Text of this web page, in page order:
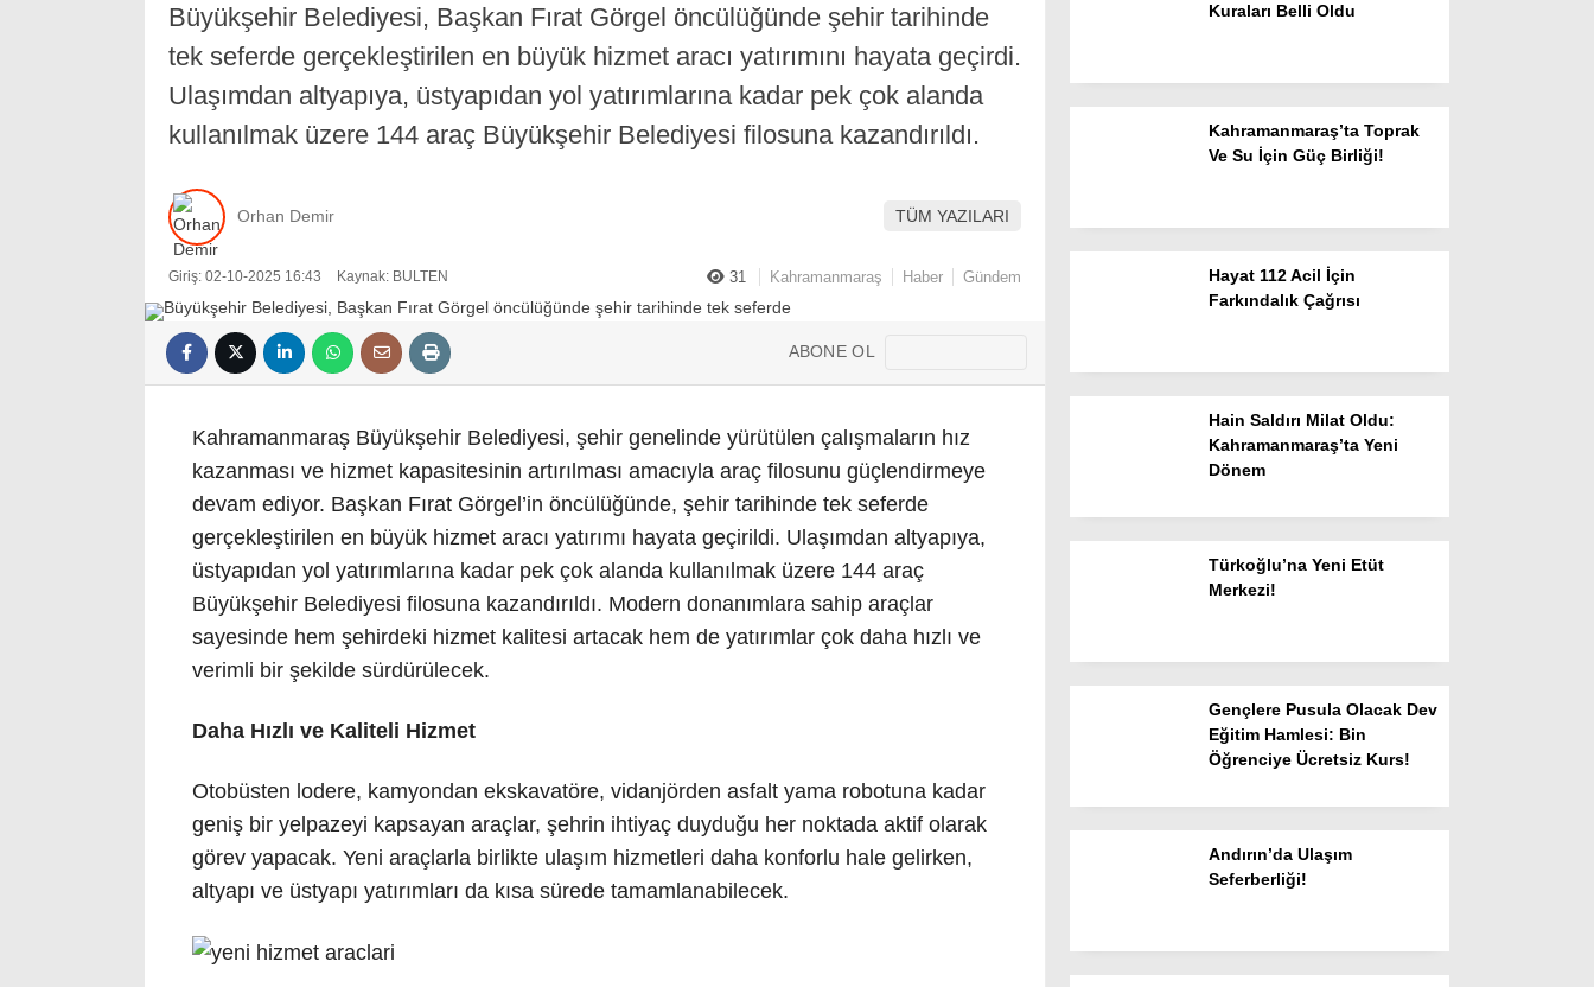
Genel
Siyaset
Yayınlar
Spor
Haber Arşivi
WhatsApp İhbar
Büyükşehir Belediyesi, Başkan Fırat Görgel öncülüğünde şehir tarihinde
tek seferde gerçekleştirilen en büyük hizmet aracı yatırımını hayata geçirdi.
Ulaşımdan altyapıya, üstyapıdan yol yatırımlarına kadar pek çok alanda
kullanılmak üzere 144 araç Büyükşehir Belediyesi filosuna kazandırıldı.
Orhan Demir TÜM YAZILARI
Giriş: 02-10-2025 16:43 Kaynak: BULTEN 31 Kahramanmaraş Haber Gündem
ABONE OL
Kahramanmaraş Büyükşehir Belediyesi, şehir genelinde yürütülen çalışmaların hız
kazanması ve hizmet kapasitesinin artırılması amacıyla araç filosunu güçlendirmeye
devam ediyor. Başkan Fırat Görgel’in öncülüğünde, şehir tarihinde tek seferde
gerçekleştirilen en büyük hizmet aracı yatırımı hayata geçirildi. Ulaşımdan altyapıya,
üstyapıdan yol yatırımlarına kadar pek çok alanda kullanılmak üzere 144 araç
Büyükşehir Belediyesi filosuna kazandırıldı. Modern donanımlara sahip araçlar
sayesinde hem şehirdeki hizmet kalitesi artacak hem de yatırımlar çok daha hızlı ve
verimli bir şekilde sürdürülecek.
Daha Hızlı ve Kaliteli Hizmet
Otobüsten lodere, kamyondan ekskavatöre, vidanjörden asfalt yama robotuna kadar
geniş bir yelpazeyi kapsayan araçlar, şehrin ihtiyaç duyduğu her noktada aktif olarak
görev yapacak. Yeni araçlarla birlikte ulaşım hizmetleri daha konforlu hale gelirken,
altyapı ve üstyapı yatırımları da kısa sürede tamamlanabilecek.
Kuraları Belli Oldu
Kahramanmaraş’ta Toprak
Ve Su İçin Güç Birliği!
Hayat 112 Acil İçin
Farkındalık Çağrısı
Hain Saldırı Milat Oldu:
Kahramanmaraş’ta Yeni
Dönem
Türkoğlu’na Yeni Etüt
Merkezi!
Gençlere Pusula Olacak Dev
Eğitim Hamlesi: Bin
Öğrenciye Ücretsiz Kurs!
Andırın’da Ulaşım
Seferberliği!